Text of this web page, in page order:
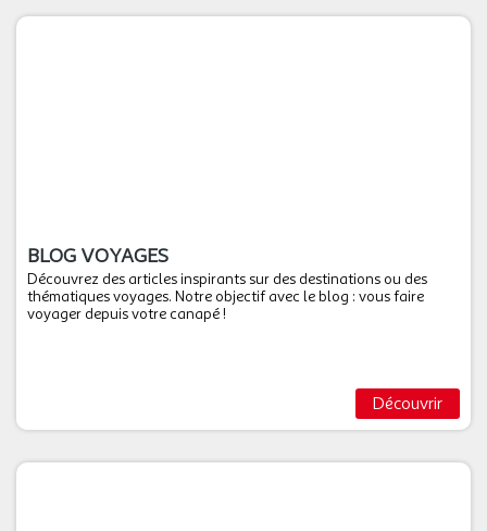
BLOG VOYAGES
Découvrez des articles inspirants sur des destinations ou des
thématiques voyages. Notre objectif avec le blog : vous faire
voyager depuis votre canapé !
Découvrir